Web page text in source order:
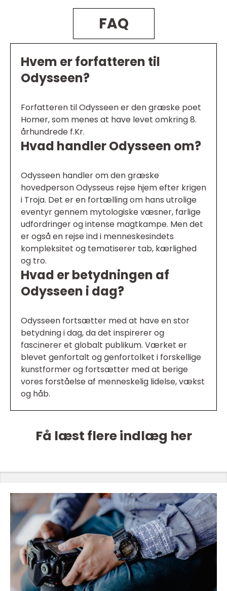
FAQ
Hvem er forfatteren til
Odysseen?
Forfatteren til Odysseen er den græske poet
Homer, som menes at have levet omkring 8.
århundrede f.Kr.
Hvad handler Odysseen om?
Odysseen handler om den græske
hovedperson Odysseus rejse hjem efter krigen
i Troja. Det er en fortælling om hans utrolige
eventyr gennem mytologiske væsner, farlige
udfordringer og intense magtkampe. Men det
er også en rejse ind i menneskesindets
kompleksitet og tematiserer tab, kærlighed
og tro.
Hvad er betydningen af
Odysseen i dag?
Odysseen fortsætter med at have en stor
betydning i dag, da det inspirerer og
fascinerer et globalt publikum. Værket er
blevet genfortalt og genfortolket i forskellige
kunstformer og fortsætter med at berige
vores forståelse af menneskelig lidelse, vækst
og håb.
Få læst flere indlæg her